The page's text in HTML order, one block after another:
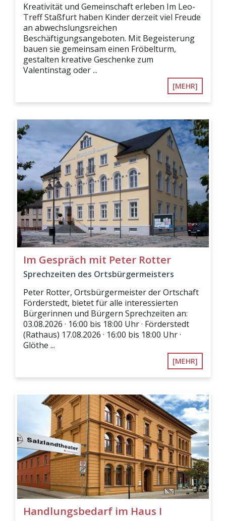
Kreativität und Gemeinschaft erleben Im Leo-
Treff Staßfurt haben Kinder derzeit viel Freude
an abwechslungsreichen
Beschäftigungsangeboten. Mit Begeisterung
bauen sie gemeinsam einen Fröbelturm,
gestalten kreative Geschenke zum
Valentinstag oder ...
[MEHR]
Im Gespräch mit Peter Rotter
Sprechzeiten des Ortsbürgermeisters
Peter Rotter, Ortsbürgermeister der Ortschaft
Förderstedt, bietet für alle interessierten
Bürgerinnen und Bürgern Sprechzeiten an:
03.08.2026 · 16:00 bis 18:00 Uhr · Förderstedt
(Rathaus) 17.08.2026 · 16:00 bis 18:00 Uhr ·
Glöthe ...
[MEHR]
Handlungsbedarf im Haus I